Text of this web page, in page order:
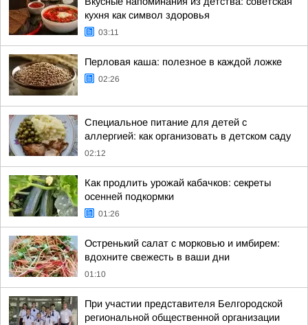
кухня как символ здоровья
03:11
Перловая каша: полезное в каждой ложке
02:26
Специальное питание для детей с
аллергией: как организовать в детском саду
02:12
Как продлить урожай кабачков: секреты
осенней подкормки
01:26
Остренький салат с морковью и имбирем:
вдохните свежесть в ваши дни
01:10
При участии представителя Белгородской
региональной общественной организации